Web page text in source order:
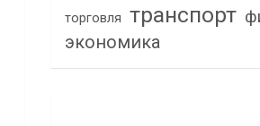
торговля транспорт
экономика